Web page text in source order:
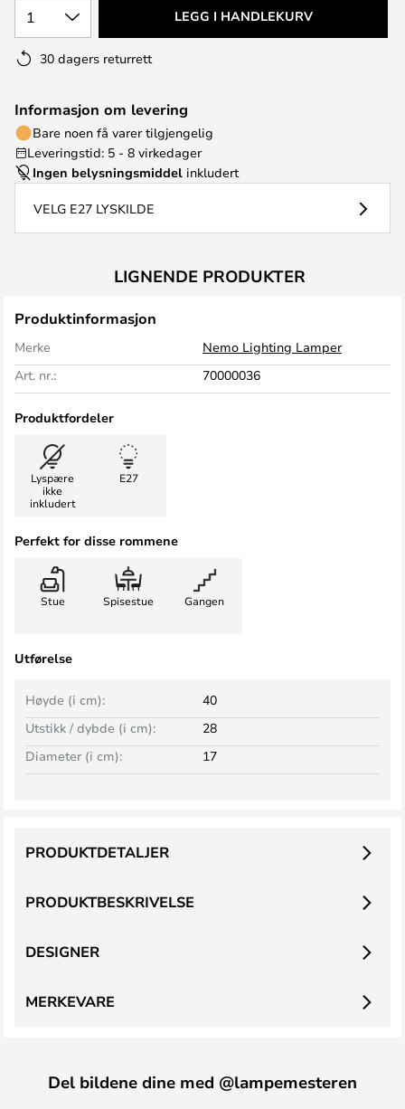
1 LEGG I HANDLEKURV
30 dagers returrett
Informasjon om levering
Bare noen få varer tilgjengelig
Leveringstid: 5 - 8 virkedager
Ingen belysningsmiddel inkludert
VELG E27 LYSKILDE
LIGNENDE PRODUKTER
Produktinformasjon
Merke
Nemo Lighting Lamper
Art. nr.:
70000036
Produktfordeler
Lyspære
ikke
inkludert
E27
Perfekt for disse rommene
Stue Spisestue Gangen
Utførelse
Høyde (i cm):
40
Utstikk / dybde (i cm):
28
Diameter (i cm):
17
PRODUKTBESKRIVELSE
PRODUKTDETALJER
DESIGNER
MERKEVARE
Del bildene dine med @lampemesteren